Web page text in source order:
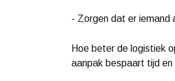
- Zorgen dat er iemand
Hoe beter de logistiek
aanpak bespaart tijd